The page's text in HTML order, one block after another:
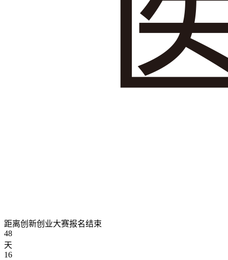
距离创新创业大赛报名结束
48
天
16